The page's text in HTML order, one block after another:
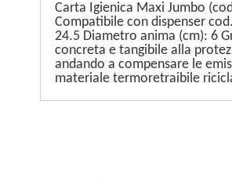
Carta Igienica Maxi Jumbo
Compatibile con dispenser
24.5 Diametro anima (cm): 6
concreta e tangibile alla
andando a compensare le
materiale termoretraibile